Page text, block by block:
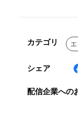
カテゴリ
シェア
配信企業への